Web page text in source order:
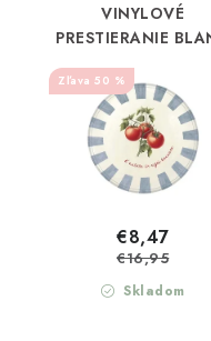
VINYLOVÉ
PRESTIERANIE
50 %
Skladom
€8,47
€16,95